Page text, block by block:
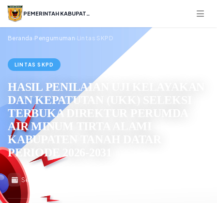
PEMERINTAH KABUPATEN
Beranda Pengumuman Lintas SKPD
LINTAS SKPD
HASIL PENILAIAN UJI KELAYAKAN
DAN KEPATUTAN (UKK) SELEKSI
TERBUKA DIREKTUR PERUMDA
AIR MINUM TIRTA ALAMI
KABUPATEN TANAH DATAR
PERIODE 2026-2031
Selasa, 12 Mei 2026